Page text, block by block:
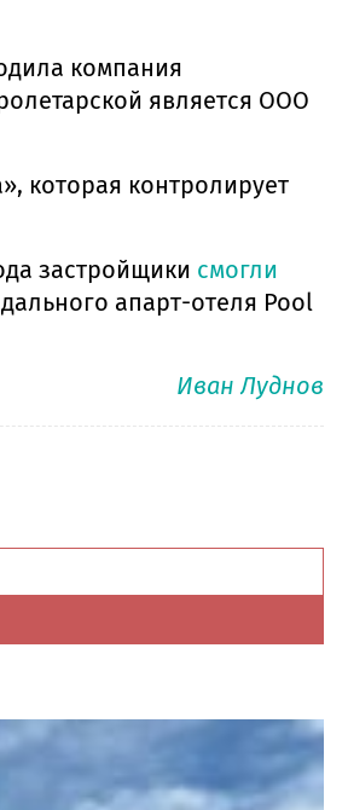
компания
является ООО
которая контролирует
застройщики смогли
апарт-отеля Pool
Иван Луднов